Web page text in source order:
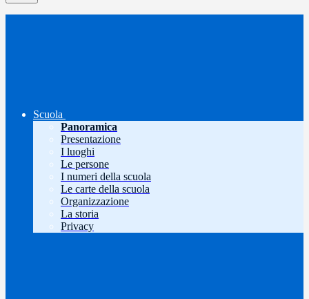
Scuola
Panoramica
Presentazione
I luoghi
Le persone
I numeri della scuola
Le carte della scuola
Organizzazione
La storia
Privacy